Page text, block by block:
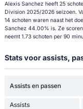
Alexis Sanchez heeft 25
Division 2025/2026 seizoen.
14 schoten waren naast het
Sanchez 44.00% is. Ze
neemt 1.73 schoten per 90
Stats voor assists,
Assists en passen
Assists